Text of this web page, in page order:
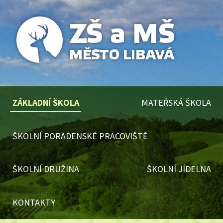
ZÁKLADNÍ ŠKOLA MATEŘSKÁ ŠKOLA
ŠKOLNÍ PORADENSKÉ PRACOVIŠTĚ
ŠKOLNÍ DRUŽINA ŠKOLNÍ JÍDELNA
KONTAKTY